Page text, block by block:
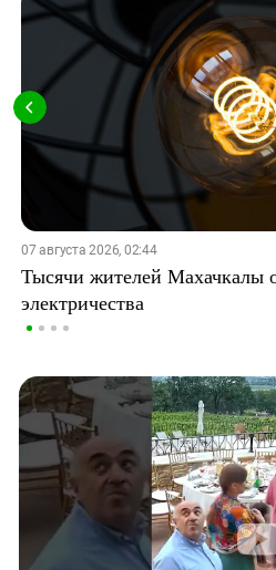
07 августа 2026, 02:44
Тысячи жителей Махачкалы
электричества